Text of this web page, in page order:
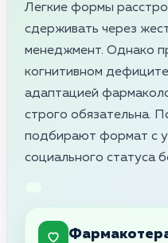
Легкие формы
сдерживать через
менеджмент. Однако
когнитивном
адаптацией
строго обязательна.
подбирают формат с
социального статуса